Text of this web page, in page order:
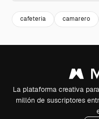
cafeteria camarero
La plataforma creativa
millón de suscriptores